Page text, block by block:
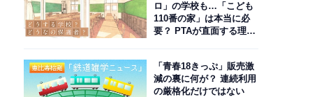
ロ」の学校も…「こども
110番の家」は本当に必
要？ PTAが直面する理想
「青春18きっぷ」販売激
減の裏に何が？ 連続利用
の厳格化だけではない